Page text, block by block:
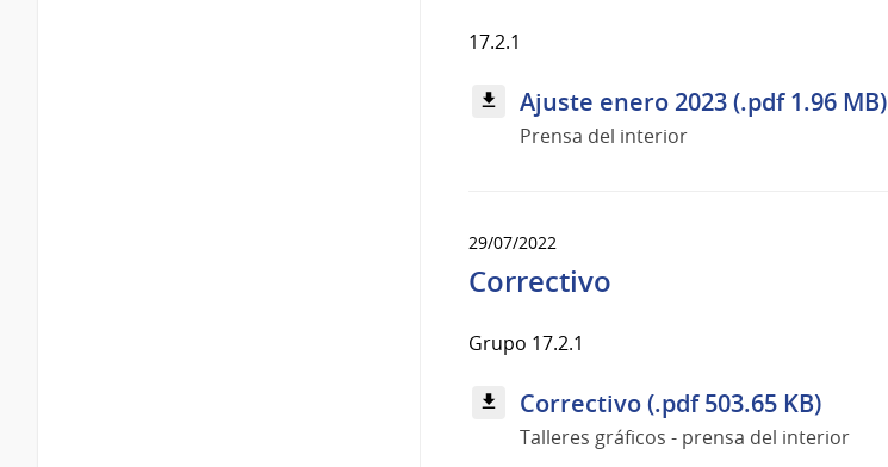
17.2.1
Ajuste enero 2023 (.pdf 1.96 MB)
Prensa del interior
29/07/2022
Correctivo
Grupo 17.2.1
Correctivo (.pdf 503.65 KB)
Talleres gráficos - prensa del interior